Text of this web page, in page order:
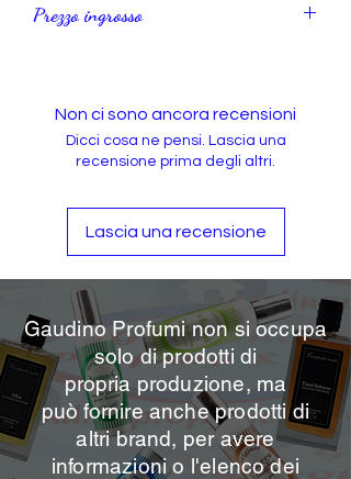
Prezzo ingrosso
Non ci sono ancora recensioni
Dicci cosa ne pensi. Lascia una
recensione prima degli altri.
Lascia una recensione
Gaudino Profumi non si occupa
solo di prodotti di
propria produzione, ma
può fornire anche prodotti di
altri brand, per avere
informazioni o l'elenco dei